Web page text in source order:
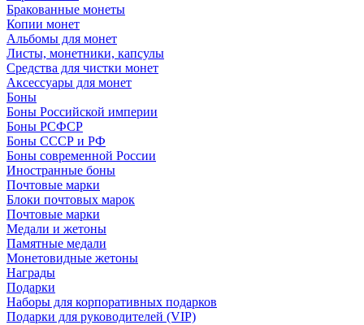
Бракованные монеты
Копии монет
Альбомы для монет
Листы, монетники, капсулы
Средства для чистки монет
Аксессуары для монет
Боны
Боны Российской империи
Боны РСФСР
Боны СССР и РФ
Боны современной России
Иностранные боны
Почтовые марки
Блоки почтовых марок
Почтовые марки
Медали и жетоны
Памятные медали
Монетовидные жетоны
Награды
Подарки
Наборы для корпоративных подарков
Подарки для руководителей (VIP)